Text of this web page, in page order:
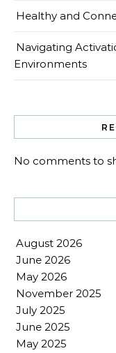
Healthy and
Navigating
Environments
No comments to
August 2026
June 2026
May 2026
November 2025
July 2025
June 2025
May 2025